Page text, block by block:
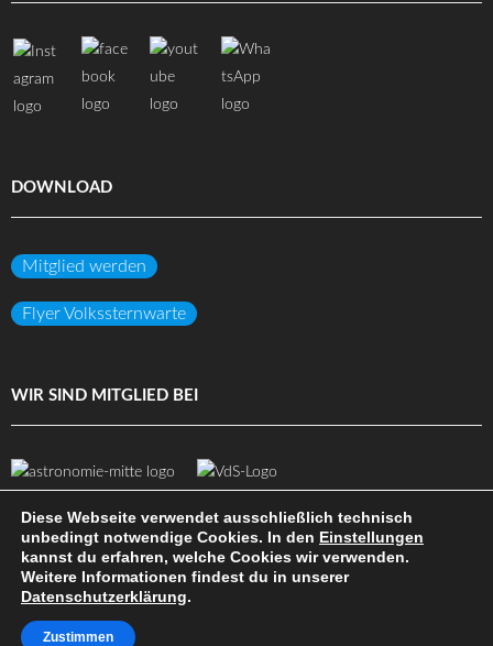
DOWNLOAD
Mitglied werden
Flyer Volkssternwarte
WIR SIND MITGLIED BEI
(c) Volkssternwarte Darmstadt e.V.
DATENSCHUTZ IMPRESSUM
Diese Webseite verwendet ausschließlich technisch
unbedingt notwendige Cookies. In den Einstellungen
kannst du erfahren, welche Cookies wir verwenden.
Weitere Informationen findest du in unserer
Datenschutzerklärung.
Zustimmen